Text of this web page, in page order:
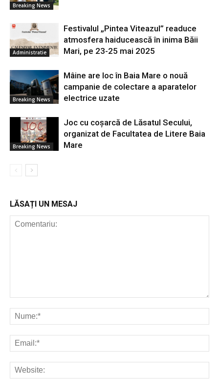
Breaking News
Administratie
Festivalul „Pintea Viteazul” readuce
atmosfera haiducească în inima Băii
Mari, pe 23-25 mai 2025
Breaking News
Mâine are loc în Baia Mare o nouă
campanie de colectare a aparatelor
electrice uzate
Breaking News
Joc cu coșarcă de Lăsatul Secului,
organizat de Facultatea de Litere Baia
Mare
LĂSAȚI UN MESAJ